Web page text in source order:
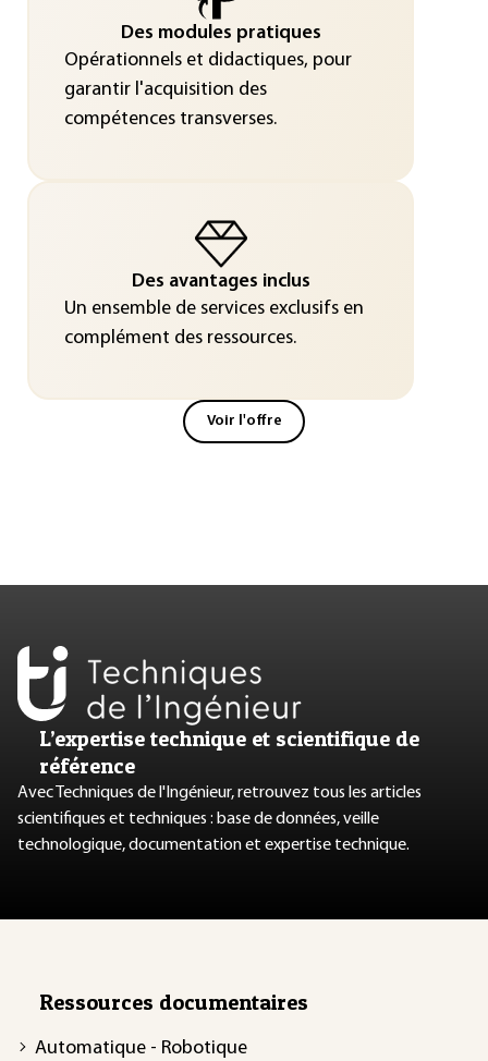
Des modules pratiques
Opérationnels et didactiques, pour
garantir l'acquisition des
compétences transverses.
Des avantages inclus
Un ensemble de services exclusifs en
complément des ressources.
Voir l'offre
L’expertise technique et scientifique de
référence
Avec Techniques de l'Ingénieur, retrouvez tous les articles
scientifiques et techniques : base de données, veille
technologique, documentation et expertise technique.
Ressources documentaires
Automatique - Robotique